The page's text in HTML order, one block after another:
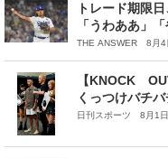
トレード期限
「うわああ」
THE ANSWER 8月4
【KNOCK
くっつけバチ
日刊スポーツ 8月1